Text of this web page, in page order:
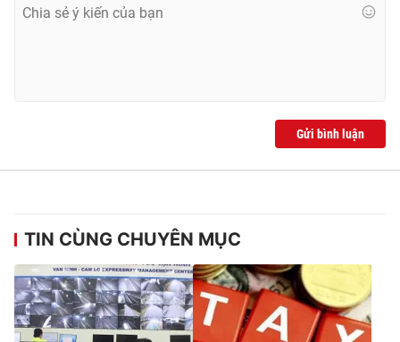
Gửi bình luận
TIN CÙNG CHUYÊN MỤC